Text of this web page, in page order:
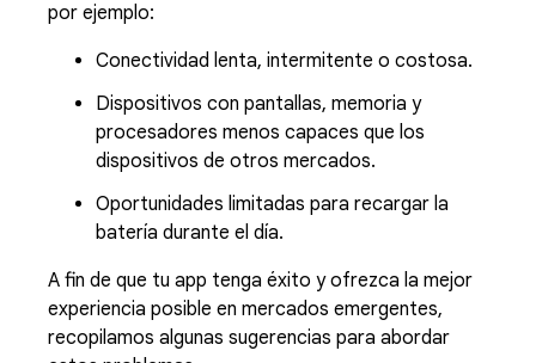
por ejemplo:
Conectividad lenta, intermitente o costosa.
Dispositivos con pantallas, memoria y
procesadores menos capaces que los
dispositivos de otros mercados.
Oportunidades limitadas para recargar la
batería durante el día.
A fin de que tu app tenga éxito y ofrezca la mejor
experiencia posible en mercados emergentes,
recopilamos algunas sugerencias para abordar